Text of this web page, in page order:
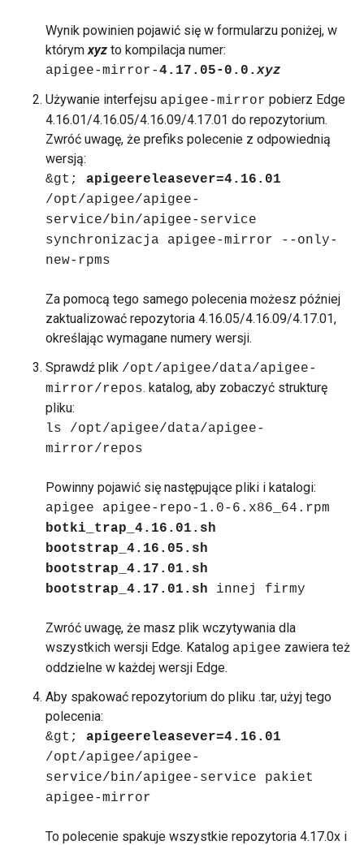
Wynik powinien pojawić się w formularzu poniżej, w
którymxyz to kompilacja numer:
apigee-mirror-4.17.05-0.0.xyz
Używanie interfejsu apigee-mirror pobierz Edge
4.16.01/4.16.05/4.16.09/4.17.01 do repozytorium.
Zwróć uwagę, że prefiks polecenie z odpowiednią
wersją:
&gt; apigeereleasever=4.16.01
/opt/apigee/apigee-
service/bin/apigee-service
synchronizacja apigee-mirror --only-
new-rpms
Za pomocą tego samego polecenia możesz później
zaktualizować repozytoria 4.16.05/4.16.09/4.17.01,
określając wymagane numery wersji.
Sprawdź plik /opt/apigee/data/apigee-
mirror/repos. katalog, aby zobaczyć strukturę
pliku:
ls /opt/apigee/data/apigee-
mirror/repos
Powinny pojawić się następujące pliki i katalogi:
apigee apigee-repo-1.0-6.x86_64.rpm
botki_trap_4.16.01.sh
bootstrap_4.16.05.sh
bootstrap_4.17.01.sh
bootstrap_4.17.01.sh innej firmy
Zwróć uwagę, że masz plik wczytywania dla
wszystkich wersji Edge. Katalog apigee zawiera też
oddzielne w każdej wersji Edge.
Aby spakować repozytorium do pliku .tar, użyj tego
polecenia:
&gt; apigeereleasever=4.16.01
/opt/apigee/apigee-
service/bin/apigee-service pakiet
apigee-mirror
To polecenie spakuje wszystkie repozytoria 4.17.0x i